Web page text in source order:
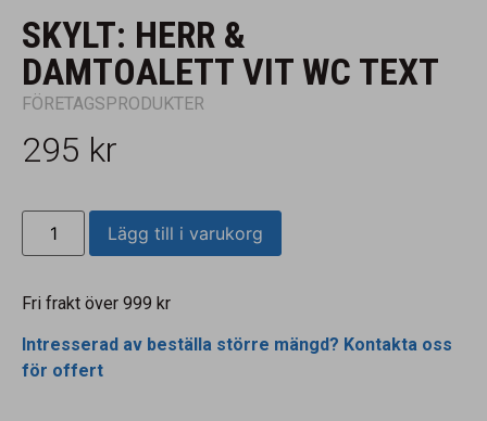
SKYLT: HERR &
DAMTOALETT VIT WC TEXT
FÖRETAGSPRODUKTER
295 kr
Lägg till i varukorg
Fri frakt över 999 kr
Intresserad av beställa större mängd? Kontakta oss
för offert